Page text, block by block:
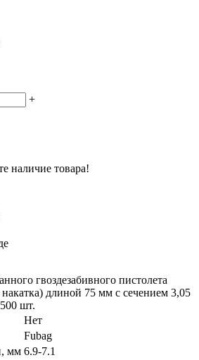
+
наличие товара!
гвоздезабивного пистолета
длиной 75 мм с сечением 3,05
шт.
Нет
Fubag
мм 6.9-7.1